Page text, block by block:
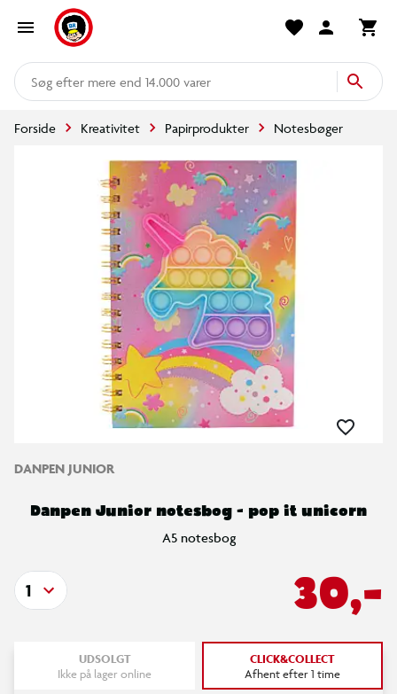
mere end 14.000 varer
Forside Kreativitet Papirprodukter Notesbøger
DANPEN JUNIOR
Danpen Junior notesbog - pop it unicorn
A5 notesbog
30,-
1
UDSOLGT
Ikke på lager online
CLICK&COLLECT
Afhent efter 1 time